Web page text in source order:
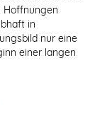
Hoffnungen
in
nur eine
einer langen